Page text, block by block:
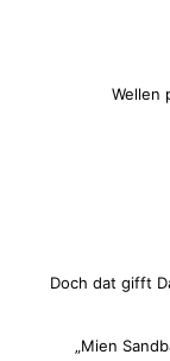
Wellen
Doch dat gifft
„Mien